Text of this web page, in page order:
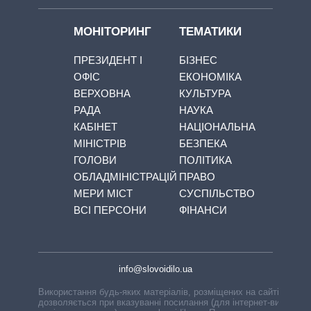
МОНІТОРИНГ
ПРЕЗИДЕНТ І
ОФІС
ВЕРХОВНА
РАДА
КАБІНЕТ
МІНІСТРІВ
ГОЛОВИ
ОБЛАДМІНІСТРАЦІЙ
МЕРИ МІСТ
ВСІ ПЕРСОНИ
ТЕМАТИКИ
БІЗНЕС
ЕКОНОМІКА
КУЛЬТУРА
НАУКА
НАЦІОНАЛЬНА
БЕЗПЕКА
ПОЛІТИКА
ПРАВО
СУСПІЛЬСТВО
ФІНАНСИ
info@slovoidilo.ua
Використання будь-яких матеріалів, розміщених на сайті,
дозволяється при вказуванні посилання (для інтернет-видань